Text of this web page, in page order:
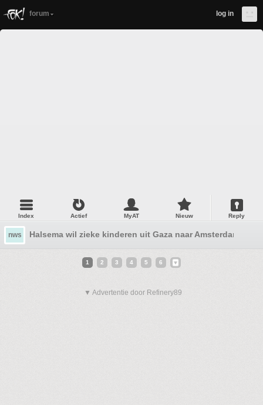
forum log in
Index Actief MyAT Nieuw Reply
nws Halsema wil zieke kinderen uit Gaza naar Amsterdam
1 2 3 4 5 6
▼ Advertentie door Refinery89